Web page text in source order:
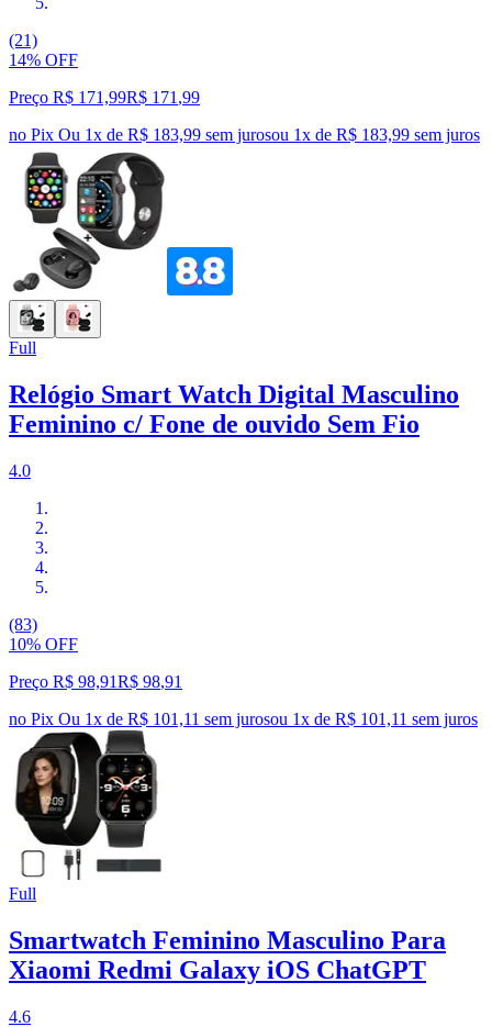
(21)
14% OFF
Preço R$ 171,99R$ 171,99
no Pix Ou 1x de R$ 183,99 sem jurosou 1x de R$ 183,99 sem juros
Full
Relógio Smart Watch Digital Masculino
Feminino c/ Fone de ouvido Sem Fio
4.0
(83)
10% OFF
Preço R$ 98,91R$ 98,91
no Pix Ou 1x de R$ 101,11 sem jurosou 1x de R$ 101,11 sem juros
Full
Smartwatch Feminino Masculino Para
Xiaomi Redmi Galaxy iOS ChatGPT
4.6